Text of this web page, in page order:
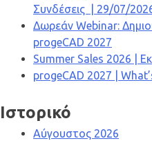
Συνδέσεις | 29/07/
Δωρεάν Webinar:
progeCAD 2027
Summer Sales 2026 |
progeCAD 2027 |
Ιστορικό
Αύγουστος 2026